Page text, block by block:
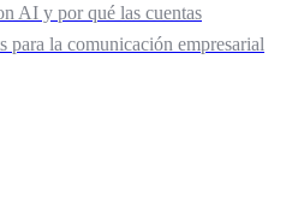
AI y por qué las cuentas
para la comunicación empresarial